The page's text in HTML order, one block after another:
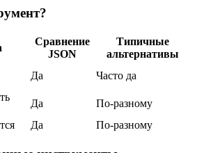
Сравнение
JSON
Типичные
альтернативы
Да
Часто да
Да
По‑разному
Да По‑разному